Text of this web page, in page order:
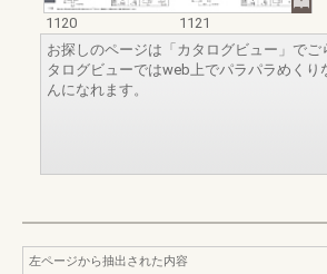
1120
1121
お探しのページは「カタログビュー」でご
タログビューではweb上でパラパラめくり
んになれます。
左ページから抽出された内容